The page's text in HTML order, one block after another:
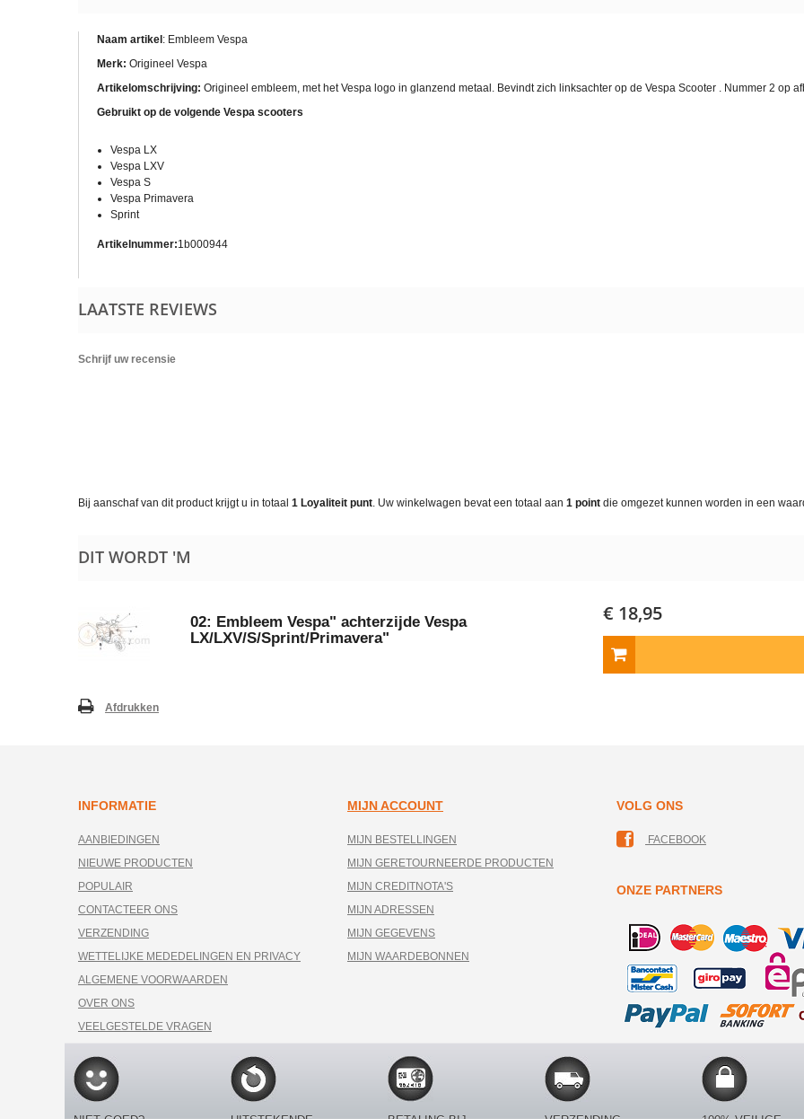
Naam artikel : Embleem Vespa
Merk: Origineel Vespa
Artikelomschrijving: Origineel embleem, met het Vespa logo in glanzend metaal. Bevindt zich linksachter op de Vespa Scooter . Nummer 2 op
Gebruikt op de volgende Vespa scooters
Vespa LX
Vespa LXV
Vespa S
Vespa Primavera
Sprint
Artikelnummer:1b000944
LAATSTE REVIEWS
Schrijf uw recensie
Bij aanschaf van dit product krijgt u in totaal 1 Loyaliteit punt. Uw winkelwagen bevat een totaal aan 1 point die omgezet kunnen worden in een
DIT WORDT 'M
02: Embleem Vespa" achterzijde Vespa
LX/LXV/S/Sprint/Primavera"
€ 18,95
Afdrukken
INFORMATIE
AANBIEDINGEN
NIEUWE PRODUCTEN
POPULAIR
CONTACTEER ONS
VERZENDING
WETTELIJKE MEDEDELINGEN EN PRIVACY
ALGEMENE VOORWAARDEN
OVER ONS
VEELGESTELDE VRAGEN
MIJN ACCOUNT
MIJN BESTELLINGEN
MIJN GERETOURNEERDE PRODUCTEN
MIJN CREDITNOTA'S
MIJN ADRESSEN
MIJN GEGEVENS
MIJN WAARDEBONNEN
VOLG ONS
FACEBOOK
ONZE PARTNERS